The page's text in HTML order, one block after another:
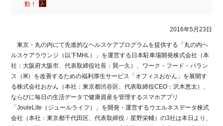
動！
2016年5月23日
東京・丸の内にて先進的なヘルスケアプログラムを提供する「丸の内ヘ
ルスケアラウンジ（以下MHL）」を運営する日本駐車場開発株式会社（本
社：大阪府大阪市、代表取締役社長：巽一久）、ワーク・フード・バラン
ス（※）を改善するための福利厚生サービス「オフィスおかん」を展開す
る株式会社おかん（本社：東京都渋谷区、代表取締役CEO：沢木恵太）、
ならびに毎日の生活データで健康資産を管理するスマホアプリ
「JouleLife（ジュールライフ）」を開発・運営するウエルネスデータ株式
会社（本社：東京都千代田区、代表取締役：星野栄輔）の3社は本日より、